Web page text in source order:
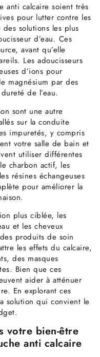
anti calcaire soient très
pour lutter contre les
des solutions les plus
d’eau. Ces
avant qu’elle
Les adoucisseurs
d’ions pour
magnésium par des
de l’eau.
sont une autre
sur la conduite
impuretés, y compris
votre salle de bain et
utiliser différentes
charbon actif, les
résines échangeuses
pour améliorer la
plus ciblée, les
et les cheveux
produits de soin
les effets du calcaire,
des masques
Bien que ces
aider à atténuer
En explorant ces
solution qui convient le
votre bien-être
anti calcaire